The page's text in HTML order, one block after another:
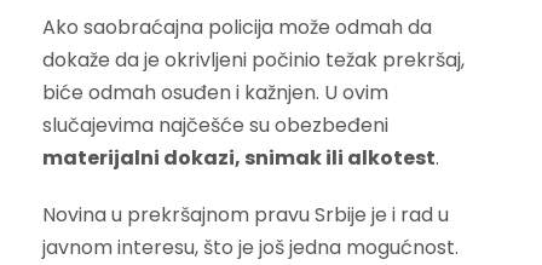
Ako saobraćajna policija može odmah da
dokaže da je okrivljeni počinio težak prekršaj,
biće odmah osuđen i kažnjen. U ovim
slučajevima najčešće su obezbeđeni
materijalni dokazi, snimak ili alkotest.
Novina u prekršajnom pravu Srbije je i rad u
javnom interesu, što je još jedna mogućnost.